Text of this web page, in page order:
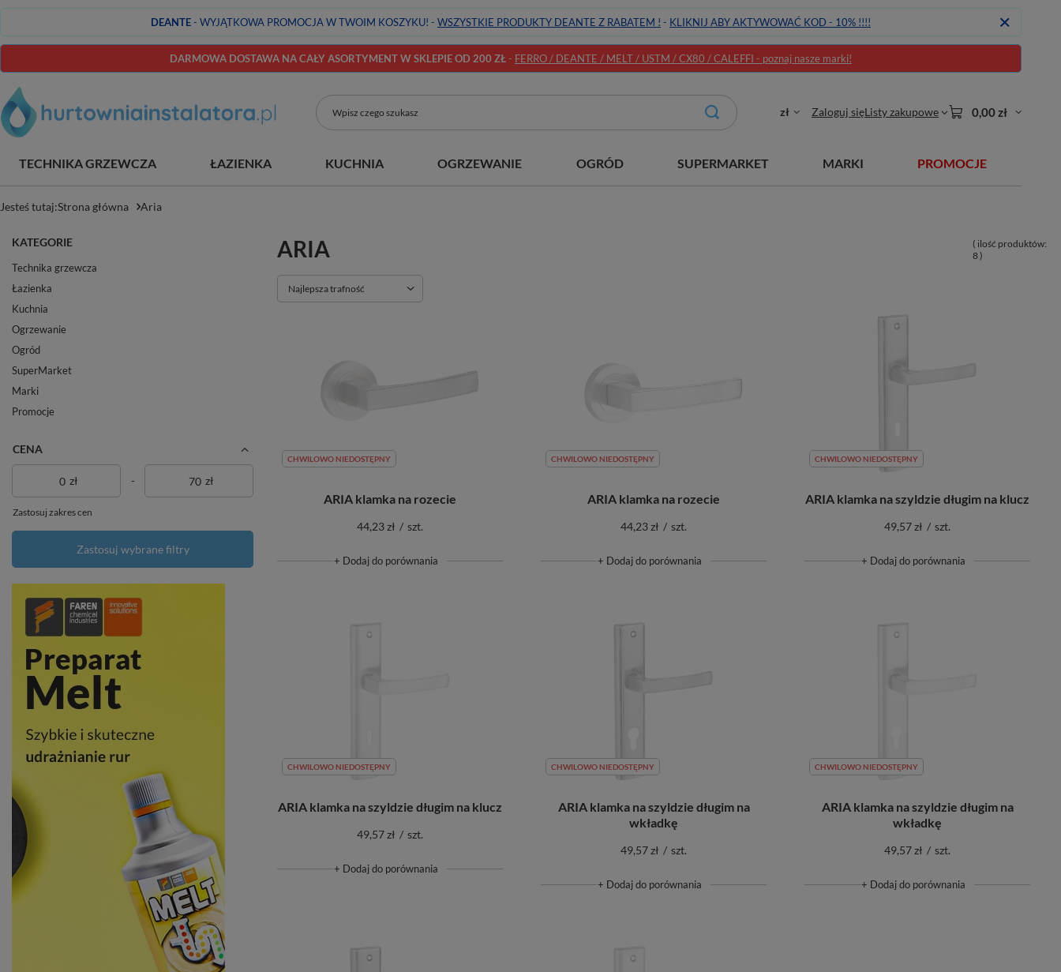
DEANTE- WYJĄTKOWA PROMOCJA W TWOIM KOSZYKU! - WSZYSTKIE PRODUKTY DEANTE Z RABATEM ! - KLIKNIJ ABY AKTYWOWAĆ KOD - 10% !!!!
DARMOWA DOSTAWA NA CAŁY ASORTYMENT W SKLEPIE OD 200 ZŁ- FERRO / DEANTE / MELT / USTM / CX80 / CALEFFI - poznaj nasze marki!
zł Zaloguj sięListy zakupowe 0,00 zł
TECHNIKA GRZEWCZA ŁAZIENKA KUCHNIA OGRZEWANIE OGRÓD SUPERMARKET MARKI PROMOCJE
Jesteś tutaj:Strona główna Aria
KATEGORIE
Technika grzewcza
Łazienka
Kuchnia
Ogrzewanie
Ogród
SuperMarket
Marki
Promocje
CENA
zł - zł
Zastosuj zakres cen
Zastosuj wybrane filtry
ARIA
( ilość produktów:
8)
Zmień sortowanie
Najlepsza trafność
CHWILOWO NIEDOSTĘPNY
ARIA klamka na rozecie
44,23 zł / szt.
+ Dodaj do porównania
CHWILOWO NIEDOSTĘPNY
ARIA klamka na rozecie
44,23 zł / szt.
+ Dodaj do porównania
CHWILOWO NIEDOSTĘPNY
ARIA klamka na szyldzie długim na klucz
49,57 zł / szt.
+ Dodaj do porównania
CHWILOWO NIEDOSTĘPNY
ARIA klamka na szyldzie długim na klucz
49,57 zł / szt.
+ Dodaj do porównania
CHWILOWO NIEDOSTĘPNY
ARIA klamka na szyldzie długim na
wkładkę
49,57 zł / szt.
+ Dodaj do porównania
CHWILOWO NIEDOSTĘPNY
ARIA klamka na szyldzie długim na
wkładkę
49,57 zł / szt.
+ Dodaj do porównania